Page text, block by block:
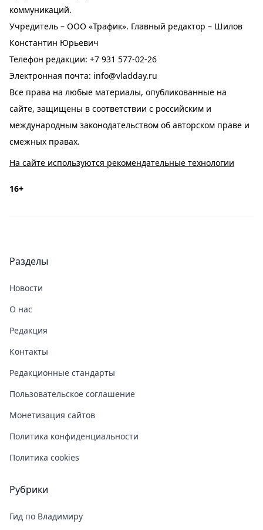
коммуникаций.
Учредитель – ООО «Трафик». Главный редактор – Шилов
Константин Юрьевич
Телефон редакции: +7 931 577-02-26
Электронная почта: info@vladday.ru
Все права на любые материалы, опубликованные на
сайте, защищены в соответствии с российским и
международным законодательством об авторском праве и
смежных правах.
На сайте используются рекомендательные технологии
16+
Разделы
Новости
О нас
Редакция
Контакты
Редакционные стандарты
Пользовательское соглашение
Монетизация сайтов
Политика конфиденциальности
Политика cookies
Рубрики
Гид по Владимиру